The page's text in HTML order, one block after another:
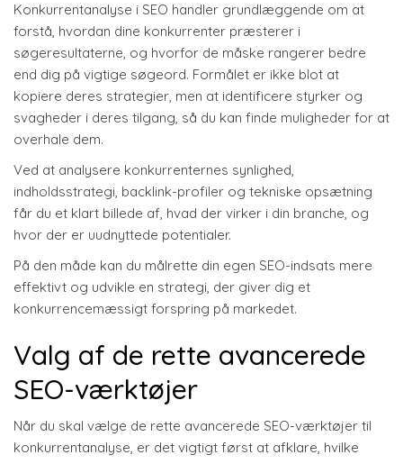
Konkurrentanalyse i SEO handler grundlæggende om at
forstå, hvordan dine konkurrenter præsterer i
søgeresultaterne, og hvorfor de måske rangerer bedre
end dig på vigtige søgeord. Formålet er ikke blot at
kopiere deres strategier, men at identificere styrker og
svagheder i deres tilgang, så du kan finde muligheder for at
overhale dem.
Ved at analysere konkurrenternes synlighed,
indholdsstrategi, backlink-profiler og tekniske opsætning
får du et klart billede af, hvad der virker i din branche, og
hvor der er uudnyttede potentialer.
På den måde kan du målrette din egen SEO-indsats mere
effektivt og udvikle en strategi, der giver dig et
konkurrencemæssigt forspring på markedet.
Valg af de rette avancerede
SEO-værktøjer
Når du skal vælge de rette avancerede SEO-værktøjer til
konkurrentanalyse, er det vigtigt først at afklare, hvilke